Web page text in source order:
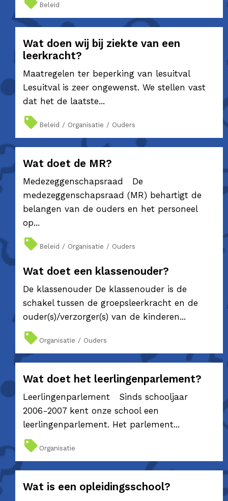
Beleid
Wat doen wij bij ziekte van een
leerkracht?
Maatregelen ter beperking van lesuitval
Lesuitval is zeer ongewenst. We stellen vast
dat het de laatste...
Beleid / Organisatie / Ouders
Wat doet de MR?
Medezeggenschapsraad De
medezeggenschapsraad (MR) behartigt de
belangen van de ouders en het personeel
op...
Beleid / Organisatie / Ouders
Wat doet een klassenouder?
De klassenouder De klassenouder is de
schakel tussen de groepsleerkracht en de
ouder(s)/verzorger(s) van de kinderen...
Organisatie / Ouders
Wat doet het leerlingenparlement?
Leerlingenparlement Sinds schooljaar
2006-2007 kent onze school een
leerlingenparlement. Het parlement...
Organisatie
Wat is een opleidingsschool?